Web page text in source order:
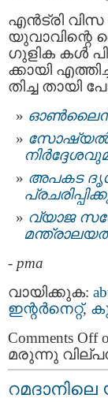
എന്‍ട്രി
യുവാവിന്റെ
ഗുളിക കള്‍
ക്കായി
തിച്ച തായി
ഓണ്‍ലൈന്‍
സോഷ്യല്‍
അപകട
വ്യാജ
- pma
വായിക്കുക:
ഇന്റര്‍നെറ്റ്‌,
Comments Off
മരുന്നു